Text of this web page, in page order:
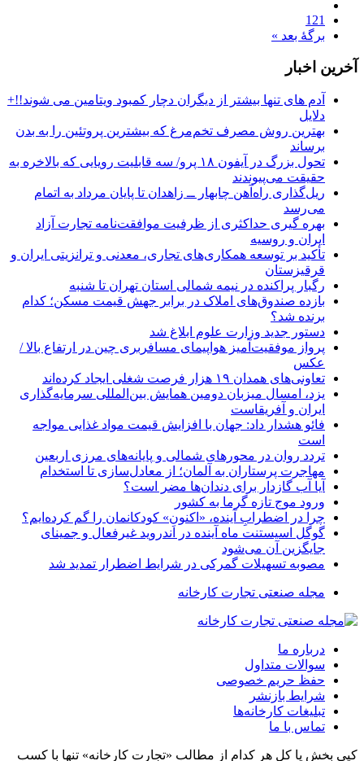
121
برگهٔ بعد »
آخرین اخبار
آدم های تنها بیشتر از دیگران دچار کمبود ویتامین می شوند!!+
دلایل
بهترین روش مصرف تخم‌مرغ که بیشترین پروتئین را به بدن
برساند
تحول بزرگ در آیفون ۱۸ پرو/ سه قابلیت رویایی که بالاخره به
حقیقت می‌پیوندند
ریل‌گذاری راه‌آهن چابهار ــ زاهدان تا پایان مرداد به اتمام
می‌رسد
بهره گیری حداکثری از ظرفیت موافقت‌نامه تجارت آزاد
ایران و روسیه
تأکید بر توسعه همکاری‌های تجاری، معدنی و ترانزیتی ایران و
قرقیزستان
رگبار پراکنده در نیمه شمالی استان تهران تا شنبه
بازده صندوق‌های املاک در برابر جهش قیمت مسکن؛ کدام
برنده شد؟
دستور جدید وزارت علوم ابلاغ شد
پرواز موفقیت‌آمیز هواپیمای مسافربری چین در ارتفاع بالا /
عکس
تعاونی‌های همدان ۱۹ هزار فرصت شغلی ایجاد کرده‌اند
یزد، امسال میزبان دومین همایش بین‌المللی سرمایه‌گذاری
ایران و آفریقاست
فائو هشدار داد: جهان با افزایش قیمت مواد غذایی مواجه
است
تردد روان در محورهای شمالی و پایانه‌های مرزی اربعین
مهاجرت پرستاران به آلمان؛ از معادل‌سازی تا استخدام
آیا آب گازدار برای دندان‌ها مضر است؟
ورود موج تازه گرما به کشور
چرا در اضطرابِ آینده، «اکنونِ» کودکانمان را گم کرده‌ایم؟
گوگل اسیستنت ماه آینده در اندروید غیرفعال و جمینای
جایگزین آن می‌شود
مصوبه تسهیلات گمرکی در شرایط اضطرار تمدید شد
مجله صنعتی تجارت کارخانه
درباره ما
سوالات متداول
حفظ حریم خصوصی
شرایط بازنشر
تبلیغات کارخانه‌ها
تماس با ما
کپی بخش یا کل هر کدام از مطالب «تجارت کارخانه» تنها با کسب